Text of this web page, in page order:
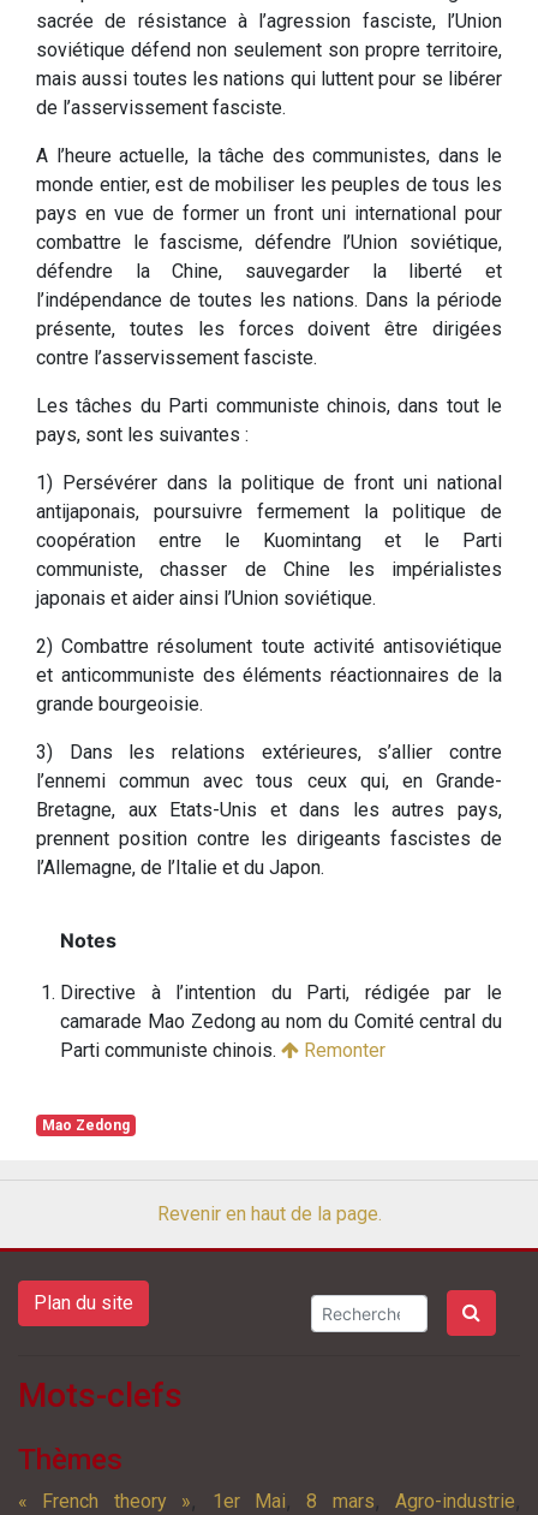
sacrée de résistance à l’agression fasciste, l’Union
soviétique défend non seulement son propre territoire,
mais aussi toutes les nations qui luttent pour se libérer
de l’asservissement fasciste.
A l’heure actuelle, la tâche des communistes, dans le
monde entier, est de mobiliser les peuples de tous les
pays en vue de former un front uni international pour
combattre le fascisme, défendre l’Union soviétique,
défendre la Chine, sauvegarder la liberté et
l’indépendance de toutes les nations. Dans la période
présente, toutes les forces doivent être dirigées
contre l’asservissement fasciste.
Les tâches du Parti communiste chinois, dans tout le
pays, sont les suivantes :
1) Persévérer dans la politique de front uni national
antijaponais, poursuivre fermement la politique de
coopération entre le Kuomintang et le Parti
communiste, chasser de Chine les impérialistes
japonais et aider ainsi l’Union soviétique.
2) Combattre résolument toute activité antisoviétique
et anticommuniste des éléments réactionnaires de la
grande bourgeoisie.
3) Dans les relations extérieures, s’allier contre
l’ennemi commun avec tous ceux qui, en Grande-
Bretagne, aux Etats-Unis et dans les autres pays,
prennent position contre les dirigeants fascistes de
l’Allemagne, de l’Italie et du Japon.
Directive à l’intention du Parti, rédigée par le
camarade Mao Zedong au nom du Comité central du
Parti communiste chinois.
Remonter
Mao Zedong
Revenir en haut de la page.
Plan du site
Mots-clefs
Thèmes
« French theory », 1er Mai,8 mars, Agro-industrie,